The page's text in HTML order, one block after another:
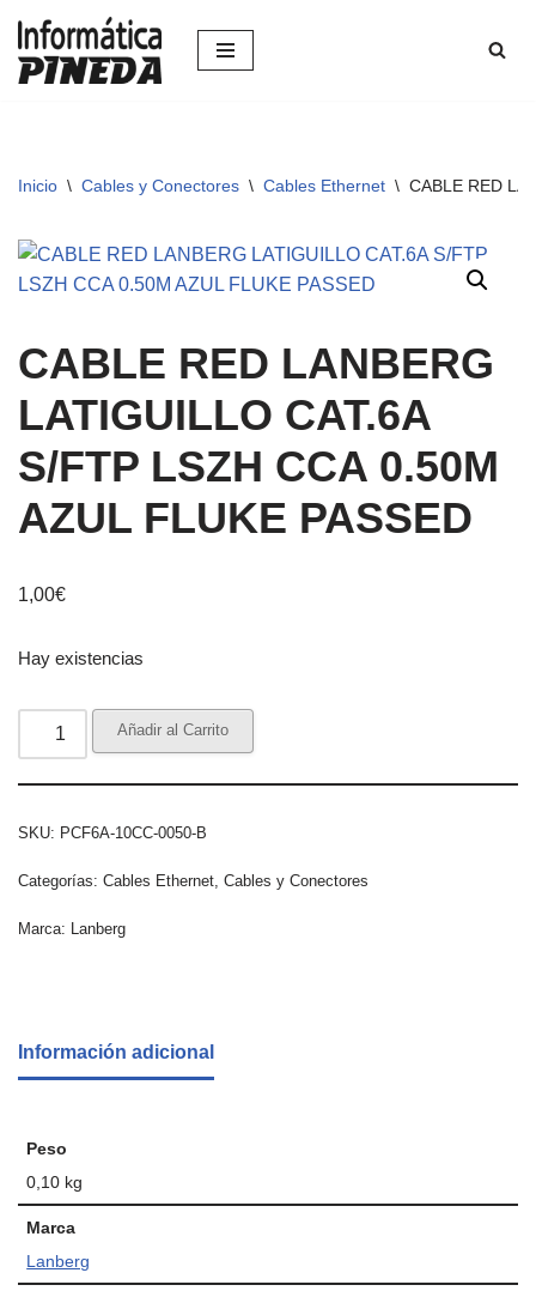
Saltar
Inicio \ Cables y Conectores \ Cables Ethernet \ CABLE RED
CABLE RED LANBERG
LATIGUILLO CAT.6A
S/FTP LSZH CCA 0.50M
AZUL FLUKE PASSED
1,00€
Hay existencias
Añadir al Carrito
SKU: PCF6A-10CC-0050-B
Categorías: Cables Ethernet Cables y Conectores
Marca: Lanberg
Información adicional
Peso
0,10 kg
Marca
Lanberg